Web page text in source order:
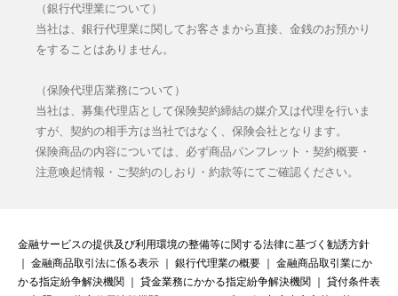
（銀行代理業について）
当社は、銀行代理業に関してお客さまから直接、金銭のお預かり
をすることはありません。
（保険代理店業務について）
当社は、募集代理店として保険契約締結の媒介又は代理を行いま
すが、契約の相手方は当社ではなく、保険会社となります。
保険商品の内容については、必ず商品パンフレット・契約概要・
注意喚起情報・ご契約のしおり・約款等にてご確認ください。
金融サービスの提供及び利用環境の整備等に関する法律に基づく勧誘方針
金融商品取引法に係る表示 銀行代理業の概要
金融商品取引業にか
かる指定紛争解決機関
貸金業務にかかる指定紛争解決機関
貸付条件表